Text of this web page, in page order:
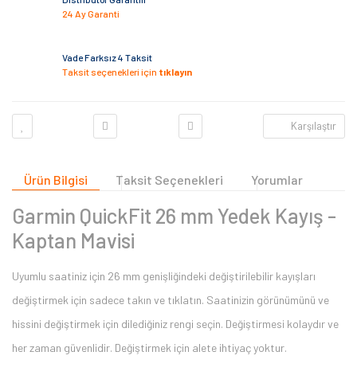
24 Ay Garanti
Vade Farksız 4 Taksit
Taksit seçenekleri için tıklayın
Karşılaştır
Ürün Bilgisi Taksit Seçenekleri Yorumlar
Garmin QuickFit 26 mm Yedek Kayış -
Kaptan Mavisi
Uyumlu saatiniz için 26 mm genişliğindeki değiştirilebilir kayışları
değiştirmek için sadece takın ve tıklatın. Saatinizin görünümünü ve
hissini değiştirmek için dilediğiniz rengi seçin. Değiştirmesi kolaydır ve
her zaman güvenlidir. Değiştirmek için alete ihtiyaç yoktur.